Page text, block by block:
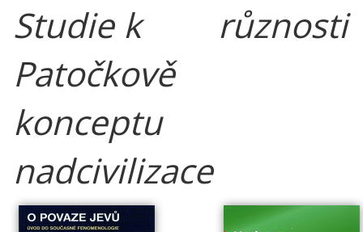
Studie k
Patočkově
konceptu
nadcivilizace
různosti